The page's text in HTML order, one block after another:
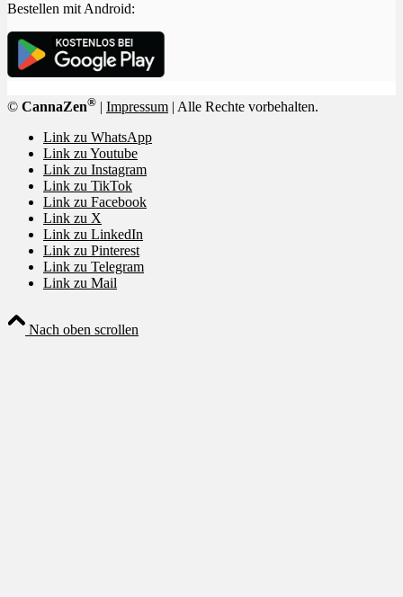
Bestellen mit Android:
© CannaZen® | Impressum | Alle Rechte vorbehalten.
Link zu WhatsApp
Link zu Youtube
Link zu Instagram
Link zu TikTok
Link zu Facebook
Link zu X
Link zu LinkedIn
Link zu Pinterest
Link zu Telegram
Link zu Mail
Nach oben scrollen